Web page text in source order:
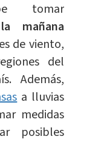
tomar
mañana
de viento,
del
Además,
a lluvias
medidas
posibles